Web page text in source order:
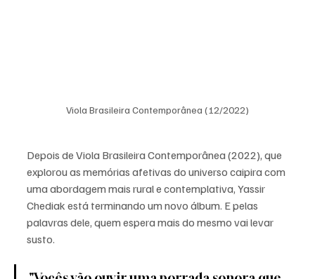
Viola Brasileira Contemporânea (12/2022)
Depois de Viola Brasileira Contemporânea (2022), que
explorou as memórias afetivas do universo caipira com
uma abordagem mais rural e contemplativa, Yassir
Chediak está terminando um novo álbum. E pelas
palavras dele, quem espera mais do mesmo vai levar
susto.